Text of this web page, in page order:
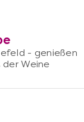
- genießen
der Weine